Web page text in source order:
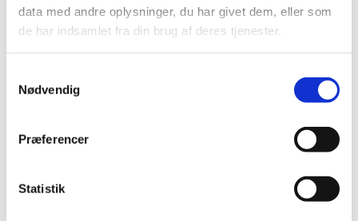
data med andre oplysninger, du har givet dem, eller som
de har indsamlet fra din brug af deres tjenester.
Nødvendig
Præferencer
Statistik
2020 (13)
2019 (41)
2018 (46)
2016 (48)
2014 (44)
2012 (44)